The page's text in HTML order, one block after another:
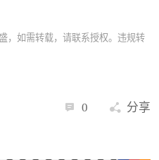
，如需转载，请联系授权。违规转
0 分享